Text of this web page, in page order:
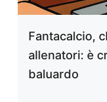
Fantacalcio,
allenatori: è
baluardo